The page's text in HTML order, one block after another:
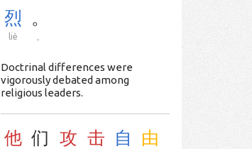
烈
liè
。
Doctrinal differences were
vigorously debated among
religious leaders.
他 们 攻 击 自 由